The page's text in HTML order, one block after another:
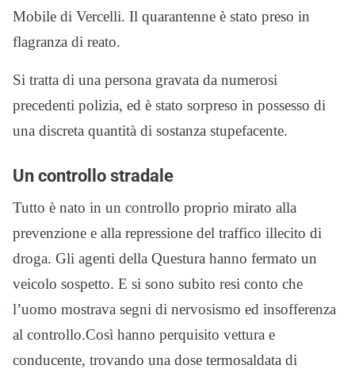
Mobile di Vercelli. Il quarantenne è stato preso in
flagranza di reato.
Si tratta di una persona gravata da numerosi
precedenti polizia, ed è stato sorpreso in possesso di
una discreta quantità di sostanza stupefacente.
Un controllo stradale
Tutto è nato in un controllo proprio mirato alla
prevenzione e alla repressione del traffico illecito di
droga. Gli agenti della Questura hanno fermato un
veicolo sospetto. E si sono subito resi conto che
l’uomo mostrava segni di nervosismo ed insofferenza
al controllo.Così hanno perquisito vettura e
conducente, trovando una dose termosaldata di